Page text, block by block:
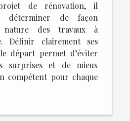
de rénovation, il
déterminer de façon
nature des travaux à
Définir clairement ses
départ permet d’éviter
surprises et de mieux
compétent pour chaque